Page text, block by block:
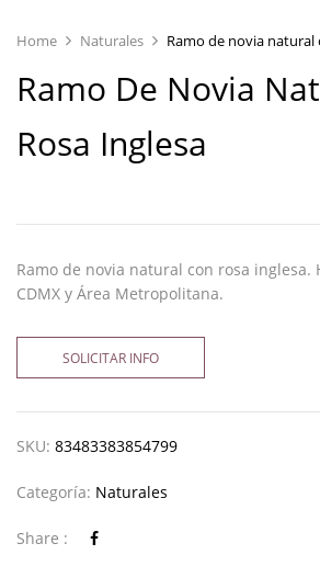
Home Naturales Ramo de novia natural
Ramo De Novia
Rosa Inglesa
Ramo de novia natural con rosa inglesa.
CDMX y Área Metropolitana.
SOLICITAR INFO
SKU: 83483383854799
Categoría: Naturales
Share :